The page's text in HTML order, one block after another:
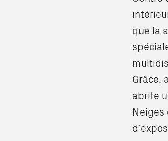
que la
Grâce,
abrite